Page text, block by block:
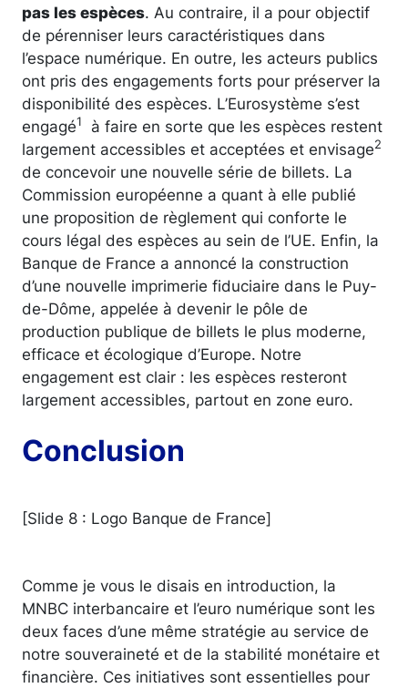
pas les espèces. Au contraire, il a pour objectif
de pérenniser leurs caractéristiques dans
l’espace numérique. En outre, les acteurs publics
ont pris des engagements forts pour préserver la
disponibilité des espèces. L’Eurosystème s’est
engagé1
à faire en sorte que les espèces restent
largement accessibles et acceptées et envisage2
de concevoir une nouvelle série de billets. La
Commission européenne a quant à elle publié
une proposition de règlement qui conforte le
cours légal des espèces au sein de l’UE. Enfin, la
Banque de France a annoncé la construction
d’une nouvelle imprimerie fiduciaire dans le Puy-
de-Dôme, appelée à devenir le pôle de
production publique de billets le plus moderne,
efficace et écologique d’Europe. Notre
engagement est clair : les espèces resteront
largement accessibles, partout en zone euro.
Conclusion
[Slide 8 : Logo Banque de France]
Comme je vous le disais en introduction, la
MNBC interbancaire et l’euro numérique sont les
deux faces d’une même stratégie au service de
notre souveraineté et de la stabilité monétaire et
financière. Ces initiatives sont essentielles pour